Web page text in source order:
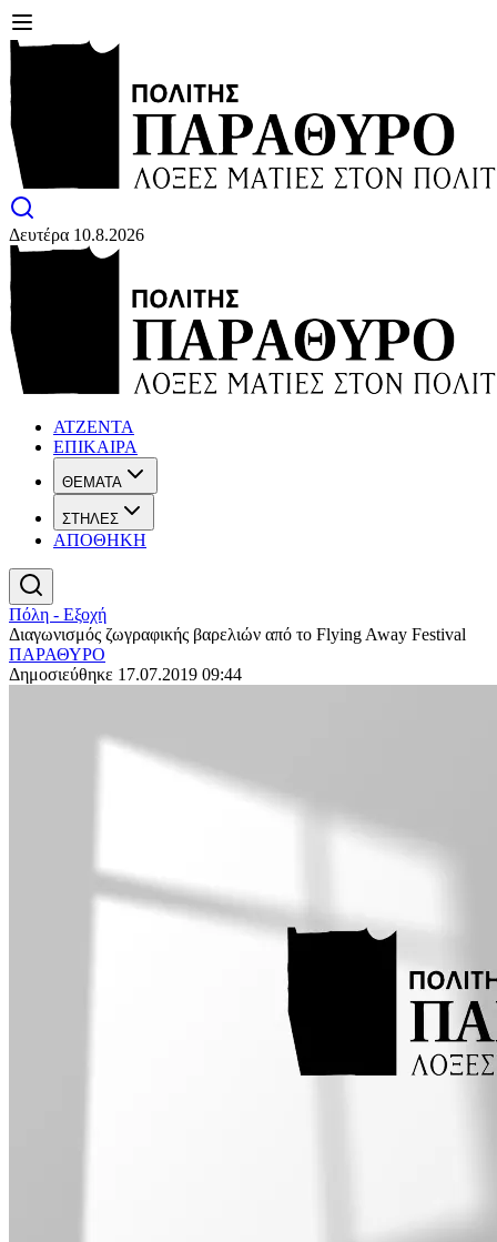
Δευτέρα 10.8.2026
ΑΤΖΕΝΤΑ
ΕΠΙΚΑΙΡΑ
ΘΕΜΑΤΑ
ΣΤΗΛΕΣ
ΑΠΟΘΗΚΗ
Πόλη - Εξοχή
Διαγωνισμός ζωγραφικής βαρελιών από το Flying Away Festival
ΠΑΡΑΘΥΡΟ
Δημοσιεύθηκε 17.07.2019 09:44